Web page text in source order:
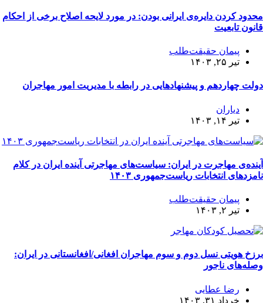
محدود کردن دایره‌ی ایرانی بودن: در مورد لایحه اصلاح برخی از احکام
قانون تابعیت
پیمان حقیقت‌طلب
تیر ۲۵, ۱۴۰۳
دولت چهاردهم و پیشنهادهایی در رابطه با مدیریت امور مهاجران
دیاران
تیر ۱۴, ۱۴۰۳
آینده‌ی مهاجرت در ایران: سیاست‌های مهاجرتی آینده‌‌ ایران در کلام
نامزدهای انتخابات ریاست‌جمهوری ۱۴۰۳
پیمان حقیقت‌طلب
تیر ۲, ۱۴۰۳
برزخ هویتی نسل دوم و سوم مهاجران افغانی/افغانستانی در ایران:
وصله‌های ناجور
رضا عطایی
خرداد ۳۱, ۱۴۰۳